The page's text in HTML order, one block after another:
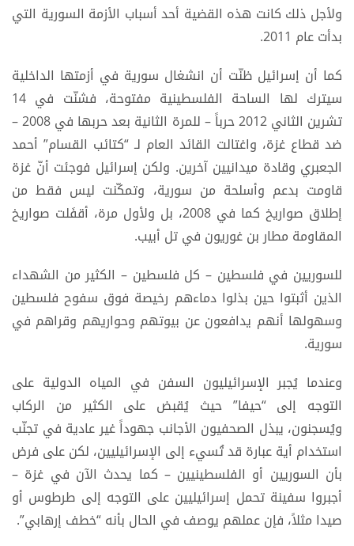
ولأجل ذلك كانت هذه القضية أحد أسباب الأزمة السورية التي
بدأت عام 2011.
كما أن إسرائيل ظنّت أن انشغال سورية في أزمتها الداخلية
سيترك لها الساحة الفلسطينية مفتوحة، فشنّت في 14
تشرين الثاني 2012 حرباً – للمرة الثانية بعد حربها في 2008 –
ضد قطاع غزة، واغتالت القائد العام لـ “كتائب القسام” أحمد
الجعبري وقادة ميدانيين آخرين. ولكن إسرائيل فوجئت أنّ غزة
قاومت بدعم وأسلحة من سورية، وتمكّنت ليس فقط من
إطلاق صواريخ كما في 2008، بل ولأول مرة، أقفَلت صواريخ
المقاومة مطار بن غوريون في تل أبيب.
للسوريين في فلسطين – كل فلسطين – الكثير من الشهداء
الذين أثبتوا حين بذلوا دماءهم رخيصة فوق سفوح فلسطين
وسهولها أنهم يدافعون عن بيوتهم وحواريهم وقراهم في
سورية.
وعندما يُجبر الإسرائيليون السفن في المياه الدولية على
التوجه إلى “حيفا” حيث يُقبض على الكثير من الركاب
ويُسجنون، يبذل الصحفيون الأجانب جهوداً غير عادية في تجنّب
استخدام أية عبارة قد تُسيء إلى الإسرائيليين، لكن على فرض
بأن السوريين أو الفلسطينيين – كما يحدث الآن في غزة –
أجبروا سفينة تحمل إسرائيليين على التوجه إلى طرطوس أو
صيدا مثلاً، فإن عملهم يوصف في الحال بأنه “خطف إرهابي”.